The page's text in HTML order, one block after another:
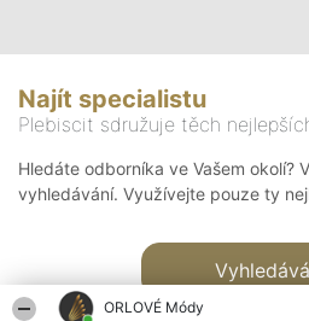
ORLOVÉ Módy
Najít specialistu
Plebiscit sdružuje těch
Hledáte odborníka ve Vašem okolí?
vyhledávání. Využívejte pouze ty